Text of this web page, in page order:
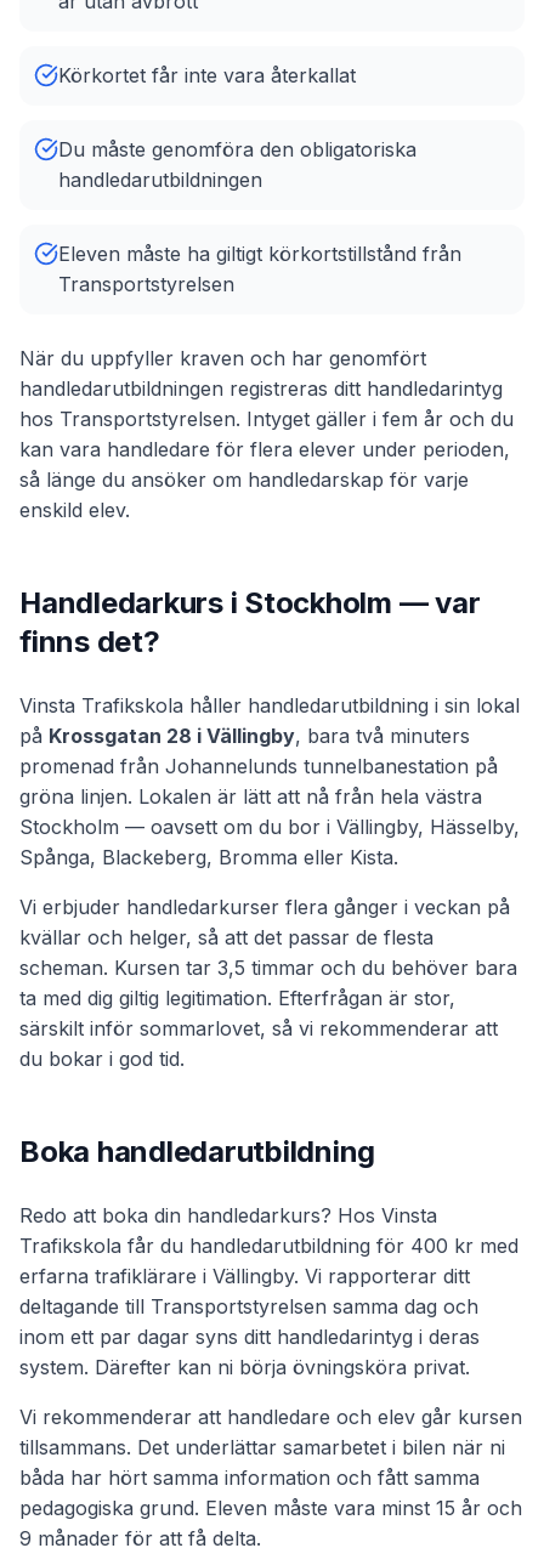
Körkortet får inte vara återkallat
Du måste genomföra den obligatoriska
handledarutbildningen
Eleven måste ha giltigt körkortstillstånd från
Transportstyrelsen
När du uppfyller kraven och har genomfört
handledarutbildningen registreras ditt handledarintyg
hos Transportstyrelsen. Intyget gäller i fem år och du
kan vara handledare för flera elever under perioden,
så länge du ansöker om handledarskap för varje
enskild elev.
Handledarkurs i Stockholm — var
finns det?
Vinsta Trafikskola håller handledarutbildning i sin lokal
på Krossgatan 28 i Vällingby, bara två minuters
promenad från Johannelunds tunnelbanestation på
gröna linjen. Lokalen är lätt att nå från hela västra
Stockholm — oavsett om du bor i Vällingby, Hässelby,
Spånga, Blackeberg, Bromma eller Kista.
Vi erbjuder handledarkurser flera gånger i veckan på
kvällar och helger, så att det passar de flesta
scheman. Kursen tar 3,5 timmar och du behöver bara
ta med dig giltig legitimation. Efterfrågan är stor,
särskilt inför sommarlovet, så vi rekommenderar att
du bokar i god tid.
Boka handledarutbildning
Redo att boka din handledarkurs? Hos Vinsta
Trafikskola får du handledarutbildning för 400 kr med
erfarna trafiklärare i Vällingby. Vi rapporterar ditt
deltagande till Transportstyrelsen samma dag och
inom ett par dagar syns ditt handledarintyg i deras
system. Därefter kan ni börja övningsköra privat.
Vi rekommenderar att handledare och elev går kursen
tillsammans. Det underlättar samarbetet i bilen när ni
båda har hört samma information och fått samma
pedagogiska grund. Eleven måste vara minst 15 år och
9 månader för att få delta.